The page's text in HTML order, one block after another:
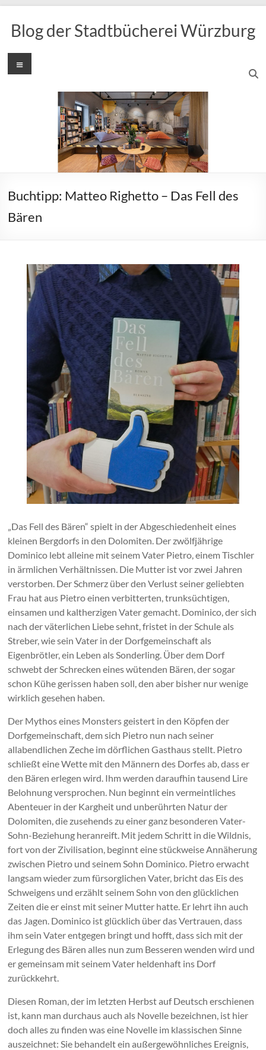
Inhalt
springen
Blog der Stadtbücherei Würzburg
Menü
Buchtipp: Matteo Righetto – Das Fell des
Bären
„Das Fell des Bären“ spielt in der Abgeschiedenheit eines
kleinen Bergdorfs in den Dolomiten. Der zwölfjährige
Dominico lebt alleine mit seinem Vater Pietro, einem Tischler
in ärmlichen Verhältnissen. Die Mutter ist vor zwei Jahren
verstorben. Der Schmerz über den Verlust seiner geliebten
Frau hat aus Pietro einen verbitterten, trunksüchtigen,
einsamen und kaltherzigen Vater gemacht. Dominico, der sich
nach der väterlichen Liebe sehnt, fristet in der Schule als
Streber, wie sein Vater in der Dorfgemeinschaft als
Eigenbrötler, ein Leben als Sonderling. Über dem Dorf
schwebt der Schrecken eines wütenden Bären, der sogar
schon Kühe gerissen haben soll, den aber bisher nur wenige
wirklich gesehen haben.
Der Mythos eines Monsters geistert in den Köpfen der
Dorfgemeinschaft, dem sich Pietro nun nach seiner
allabendlichen Zeche im dörflichen Gasthaus stellt. Pietro
schließt eine Wette mit den Männern des Dorfes ab, dass er
den Bären erlegen wird. Ihm werden daraufhin tausend Lire
Belohnung versprochen. Nun beginnt ein vermeintliches
Abenteuer in der Kargheit und unberührten Natur der
Dolomiten, die zusehends zu einer ganz besonderen Vater-
Sohn-Beziehung heranreift. Mit jedem Schritt in die Wildnis,
fort von der Zivilisation, beginnt eine stückweise Annäherung
zwischen Pietro und seinem Sohn Dominico. Pietro erwacht
langsam wieder zum fürsorglichen Vater, bricht das Eis des
Schweigens und erzählt seinem Sohn von den glücklichen
Zeiten die er einst mit seiner Mutter hatte. Er lehrt ihn auch
das Jagen. Dominico ist glücklich über das Vertrauen, dass
ihm sein Vater entgegen bringt und hofft, dass sich mit der
Erlegung des Bären alles nun zum Besseren wenden wird und
er gemeinsam mit seinem Vater heldenhaft ins Dorf
zurückkehrt.
Diesen Roman, der im letzten Herbst auf Deutsch erschienen
ist, kann man durchaus auch als Novelle bezeichnen, ist hier
doch alles zu finden was eine Novelle im klassischen Sinne
auszeichnet: Sie behandelt ein außergewöhnliches Ereignis,